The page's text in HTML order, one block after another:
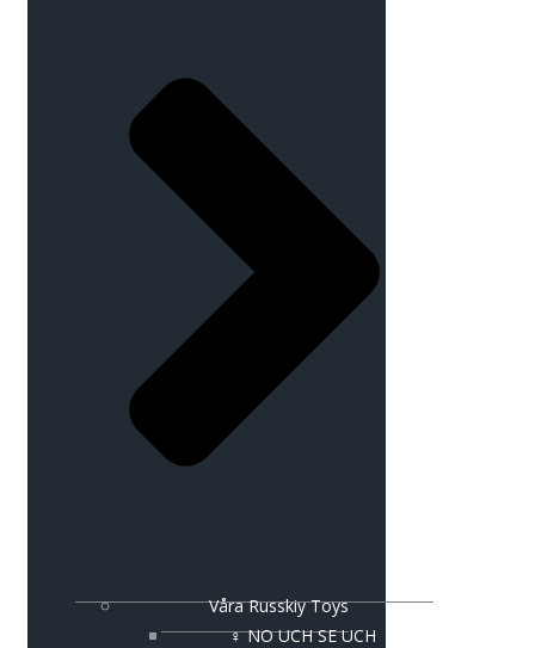
Våra Russkiy Toys
♀ NO UCH SE UCH